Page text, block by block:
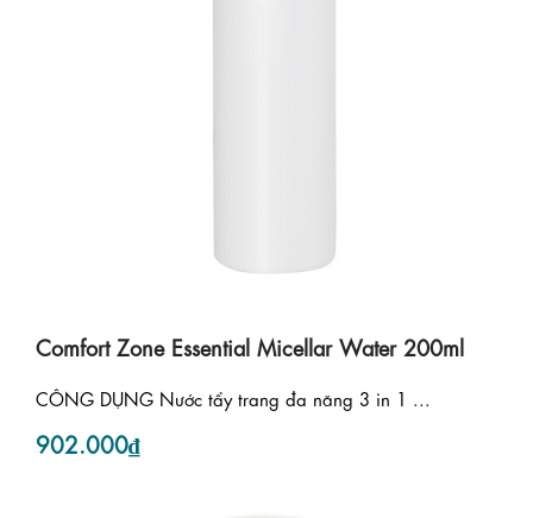
Comfort Zone Essential Micellar Water 200ml
CÔNG DỤNG Nước tẩy trang đa năng 3 in 1 ...
902.000₫